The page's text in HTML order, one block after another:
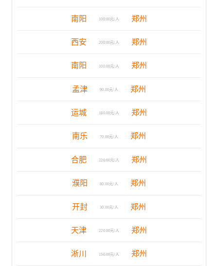
南阳 100.00元/人 郑州
西安 200.00元/人 郑州
南阳 100.00元/人 郑州
孟津 90.00元/人 郑州
运城 180.00元/人 郑州
南乐 70.00元/人 郑州
合肥 220.00元/人 郑州
濮阳 80.00元/人 郑州
开封 30.00元/人 郑州
天津 220.00元/人 郑州
淅川 150.00元/人 郑州